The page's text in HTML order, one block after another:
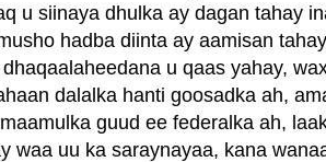
u siinaya dhulka ay dagan tahay
hadba diinta ay aamisan
u qaas yahay,
dalalka hanti goosadka ah,
guud ee federalka ah,
waa uu ka saraynayaa, kana